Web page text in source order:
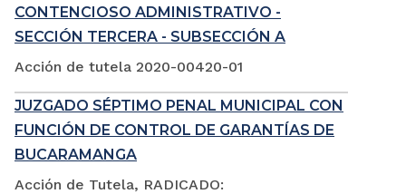
CONTENCIOSO ADMINISTRATIVO -
SECCIÓN TERCERA - SUBSECCIÓN A
Acción de tutela 2020-00420-01
JUZGADO SÉPTIMO PENAL MUNICIPAL CON
FUNCIÓN DE CONTROL DE GARANTÍAS DE
BUCARAMANGA
Acción de Tutela, RADICADO: